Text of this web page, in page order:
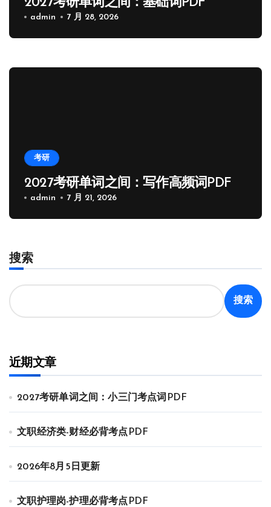
admin 7 月 28, 2026
考研
2027考研单词之间：写作高频词PDF
admin 7 月 21, 2026
搜索
搜索
近期文章
2027考研单词之间：小三门考点词PDF
文职经济类-财经必背考点PDF
2026年8月5日更新
文职护理岗-护理必背考点PDF